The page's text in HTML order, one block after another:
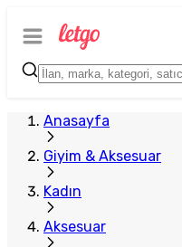
Anasayfa
Giyim & Aksesuar
Kadın
Aksesuar